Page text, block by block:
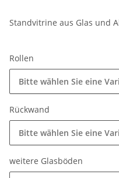
Standvitrine aus Glas und
Rollen
Bitte wählen Sie eine
Rückwand
Bitte wählen Sie eine
weitere Glasböden